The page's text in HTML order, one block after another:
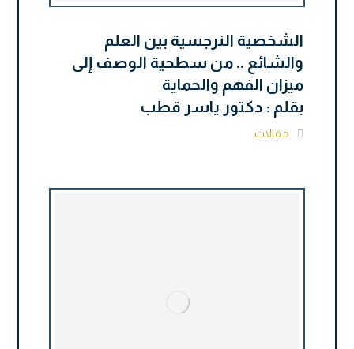
الشخصية النرجسية بين العلم
والشائع .. من سطحية الوصف إلى
ميزان الفهم والحماية
بقلم : دكتور ياسر قطب
مقالات